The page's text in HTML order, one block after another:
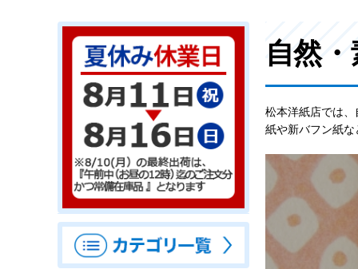
自然
松本洋紙店では
紙や新バフン紙